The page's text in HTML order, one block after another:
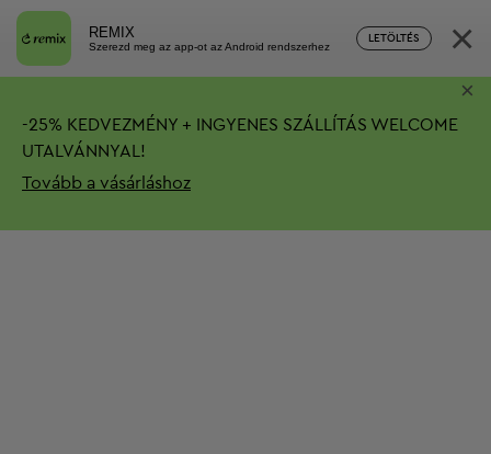
REMIX
Szerezd meg az app-ot az Android rendszerhez
LETÖLTÉS ×
-25% KEDVEZMÉNY + INGYENES SZÁLLÍTÁS WELCOME
UTALVÁNNYAL!
Tovább a vásárláshoz
×